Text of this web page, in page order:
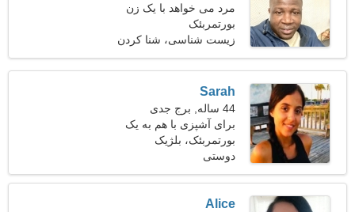
مرد می خواهد با یک زن
ملاقات کند 28-30
بورتمربئک
زیست شناسی، شنا كردن
Sarah
44 ساله, برج جدی
برای آشپزی با هم به یک
دوست الهام بخش نیاز دارم
بورتمربئک، بلژیک
دوستی
Alice